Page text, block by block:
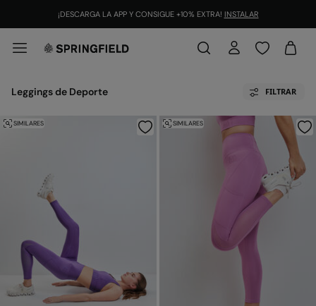
¡DESCARGA LA APP Y CONSIGUE +10% EXTRA! INSTALAR
Leggings de Deporte FILTRAR
SIMILARES SIMILARES